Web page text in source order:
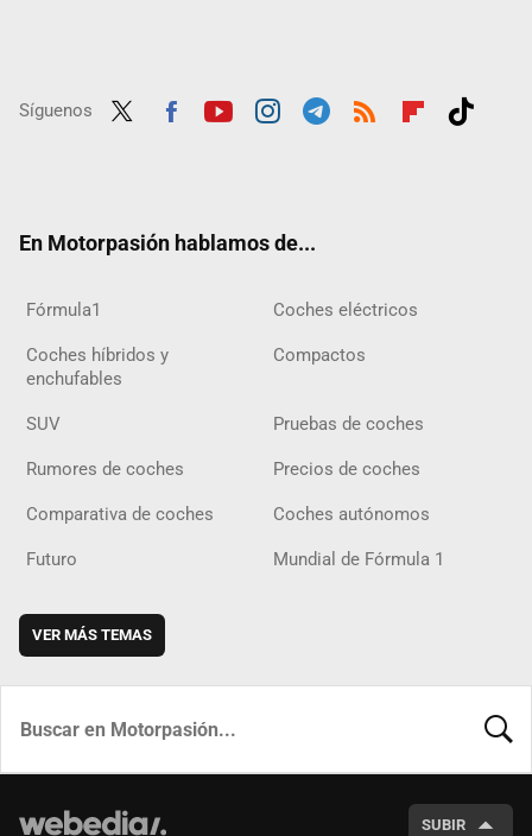
Síguenos
En Motorpasión hablamos de...
Fórmula1 Coches eléctricos
Coches híbridos y
enchufables
Compactos
SUV Pruebas de coches
Rumores de coches Precios de coches
Comparativa de coches Coches autónomos
Futuro Mundial de Fórmula 1
VER MÁS TEMAS
SUBIR